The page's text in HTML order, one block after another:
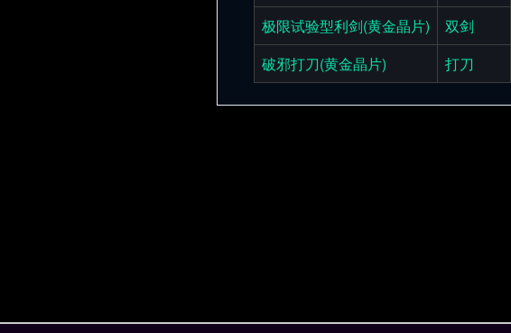
极限试验型利剑(黄金晶片)
双剑
破邪打刀(黄金晶片)
打刀